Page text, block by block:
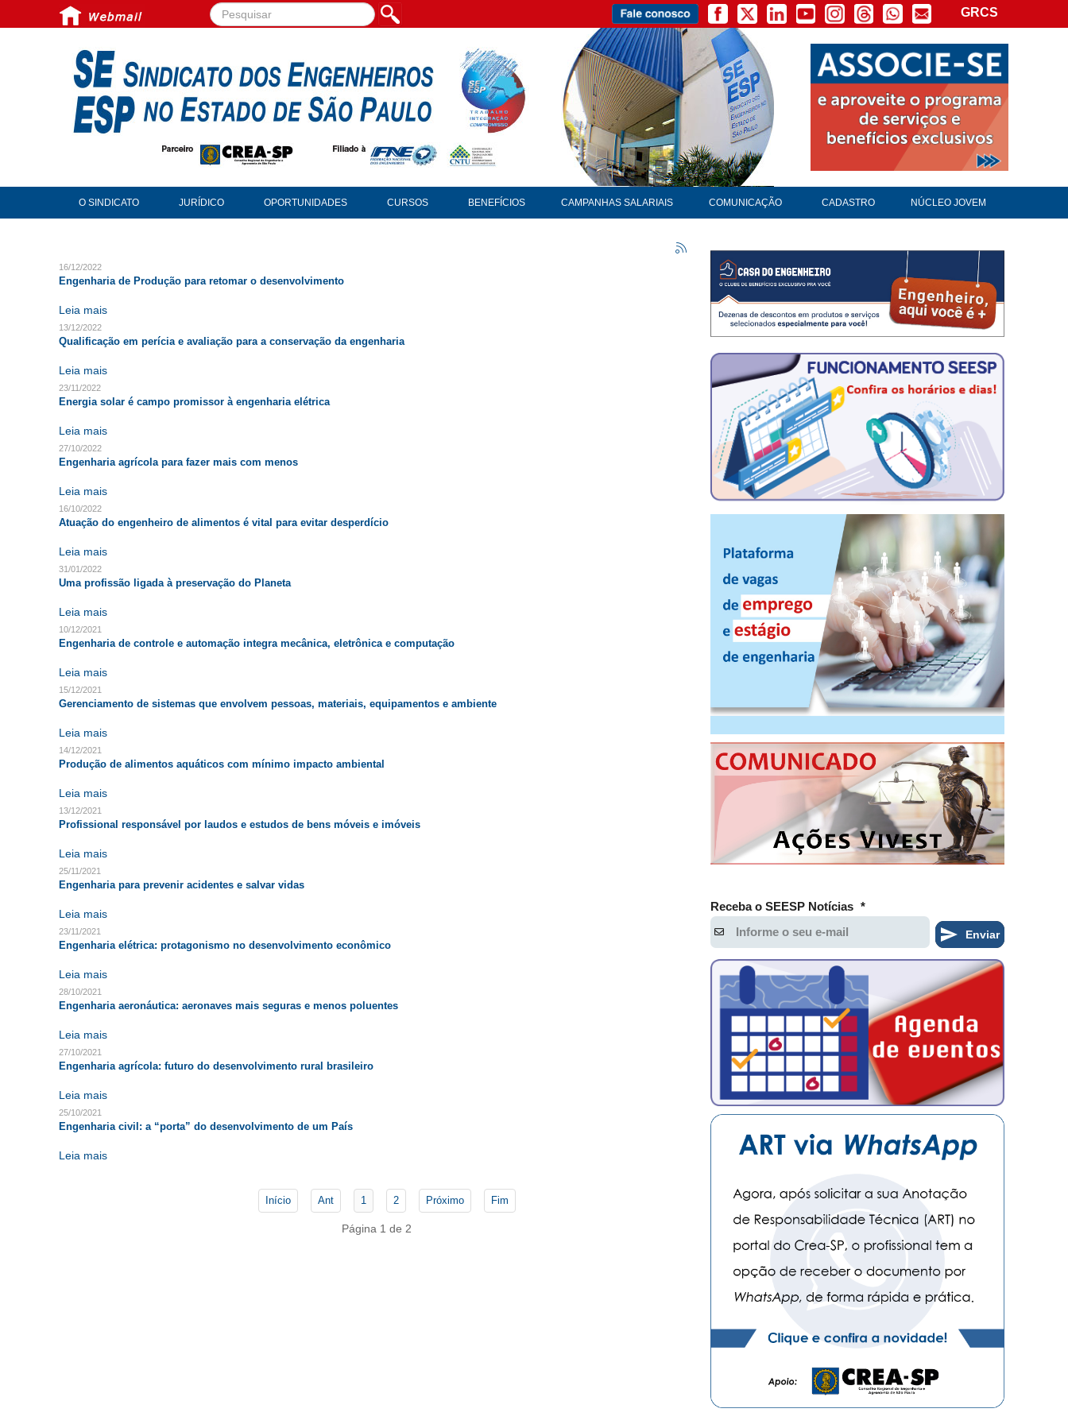
Pesquisar... GRCS
O SINDICATO JURÍDICO OPORTUNIDADES CURSOS BENEFÍCIOS CAMPANHAS SALARIAIS COMUNICAÇÃO CADASTRO NÚCLEO JOVEM
16/12/2022
Engenharia de Produção para retomar o desenvolvimento
Leia mais
13/12/2022
Qualificação em perícia e avaliação para a conservação da engenharia
Leia mais
23/11/2022
Energia solar é campo promissor à engenharia elétrica
Leia mais
27/10/2022
Engenharia agrícola para fazer mais com menos
Leia mais
16/10/2022
Atuação do engenheiro de alimentos é vital para evitar desperdício
Leia mais
31/01/2022
Uma profissão ligada à preservação do Planeta
Leia mais
10/12/2021
Engenharia de controle e automação integra mecânica, eletrônica e computação
Leia mais
15/12/2021
Gerenciamento de sistemas que envolvem pessoas, materiais, equipamentos e ambiente
Leia mais
14/12/2021
Produção de alimentos aquáticos com mínimo impacto ambiental
Leia mais
13/12/2021
Profissional responsável por laudos e estudos de bens móveis e imóveis
Leia mais
25/11/2021
Engenharia para prevenir acidentes e salvar vidas
Leia mais
23/11/2021
Engenharia elétrica: protagonismo no desenvolvimento econômico
Leia mais
28/10/2021
Engenharia aeronáutica: aeronaves mais seguras e menos poluentes
Leia mais
27/10/2021
Engenharia agrícola: futuro do desenvolvimento rural brasileiro
Leia mais
25/10/2021
Engenharia civil: a “porta” do desenvolvimento de um País
Leia mais
Início Ant 1 2 Próximo Fim
Página 1 de 2
Receba o SEESP Notícias *
Enviar